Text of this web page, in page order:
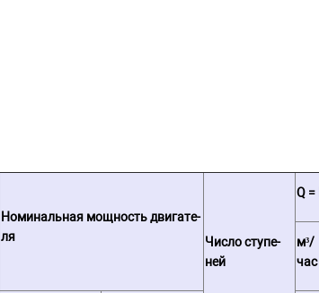
Но­ми­наль­ная мощ­ность дви­га­те­
ля
Число ступе­
ней
Q
м³/
час